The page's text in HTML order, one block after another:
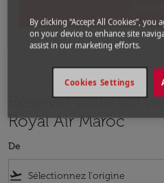
Réserver votre vol
Royal Air Maroc
De
flight_takeoff
By clicking “Accept All Cookies”,
on your device to enhance site
assist in our marketing efforts.
Cookies Settings